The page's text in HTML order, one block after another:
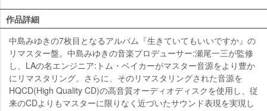
作品詳細
中島みゆきの7枚目となるアルバム『生きていてもいいですか』の
リマスター盤。中島みゆきの音楽プロデューサー:瀬尾一三が監修
し、LAの名エンジニア:トム・ベイカーがマスター音源をより豊か
にリマスタリング。さらに、そのリマスタリングされた音源を
HQCD(High Quality CD)の高音質オーディオディスクを使用し、従
来のCDよりもマスターに限りなく近づいたサウンド表現を実現し